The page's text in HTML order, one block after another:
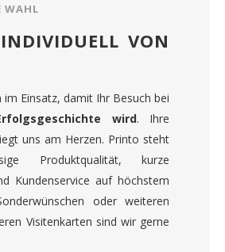
WAHL
VON
im Einsatz, damit Ihr Besuch bei
wird. Ihre
uns am Herzen. Printo steht
Produktqualität, kurze
Kundenservice auf höchstem
oder weiteren
Visitenkarten sind wir gerne